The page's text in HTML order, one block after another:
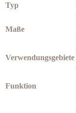
Typ
Maße
Verwendungsgebiete
Funktion